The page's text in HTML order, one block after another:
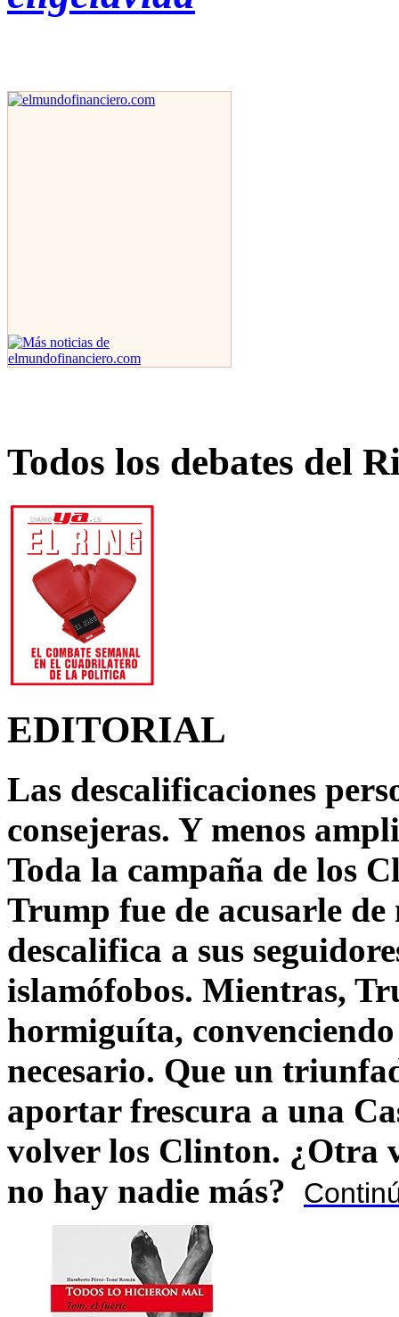
Todos los debates del
EDITORIAL
Las descalificaciones
consejeras. Y menos
Toda la campaña de los
Trump fue de acusarle
descalifica a sus
islamófobos. Mientras,
hormiguíta,
necesario. Que un
aportar frescura a una
volver los Clinton. ¿Otra
no hay nadie más?